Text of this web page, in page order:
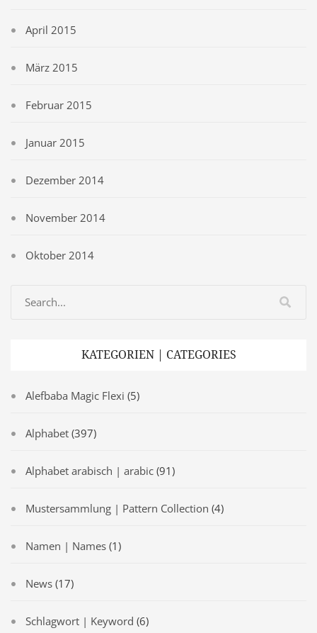
April 2015
März 2015
Februar 2015
Januar 2015
Dezember 2014
November 2014
Oktober 2014
KATEGORIEN | CATEGORIES
Alefbaba Magic Flexi (5)
Alphabet (397)
Alphabet arabisch | arabic (91)
Mustersammlung | Pattern Collection (4)
Namen | Names (1)
News (17)
Schlagwort | Keyword (6)